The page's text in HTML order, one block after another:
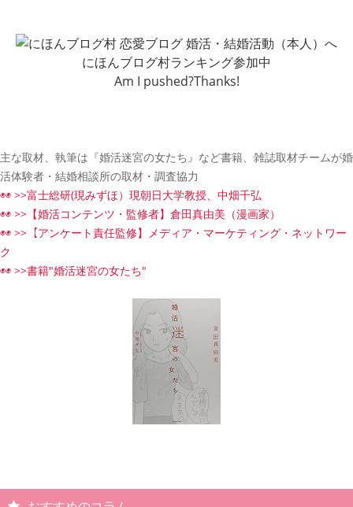
にほんブログ村ランキング参加中
Am I pushed?Thanks!
主な取材、執筆は『婚活迷宮の女たち』など書籍、雑誌取材チームが婚
活体験者・結婚相談所の取材・調査協力
◉◉ >>富士総研(現みずほ）現朝日大学教授、中畑千弘
◉◉ >>【婚活コンテンツ・監修者】倉田真由美（漫画家）
◉◉ >>【アンケート責任監修】メディア・マーケティング・ネットワー
ク
◉◉ >>書籍"婚活迷宮の女たち"